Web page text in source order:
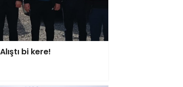
Alıştı bi kere!